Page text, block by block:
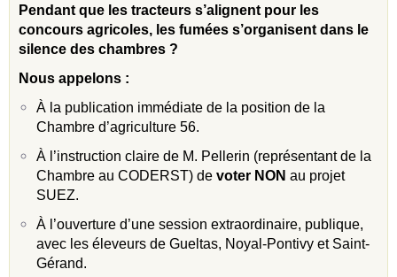
Pendant que les tracteurs s’alignent pour les
concours agricoles, les fumées s’organisent dans le
silence des chambres ?
Nous appelons :
À la publication immédiate de la position de la
Chambre d’agriculture 56.
À l’instruction claire de M. Pellerin (représentant de la
Chambre au CODERST) de voter NON au projet
SUEZ.
À l’ouverture d’une session extraordinaire, publique,
avec les éleveurs de Gueltas, Noyal-Pontivy et Saint-
Gérand.